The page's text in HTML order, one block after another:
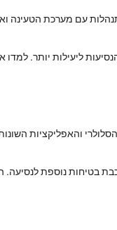
עם מערכת הטעינה
ליעילות יותר.
והאפליקציות
בטיחות נוספת לנסיעה.